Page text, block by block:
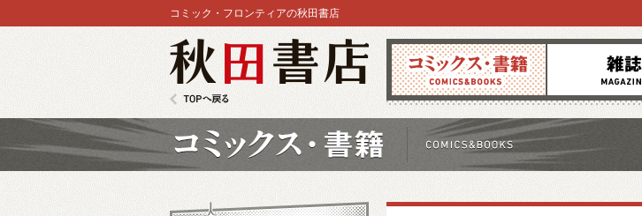
コミックス 雑誌
コミック・フロンティアの秋田書店